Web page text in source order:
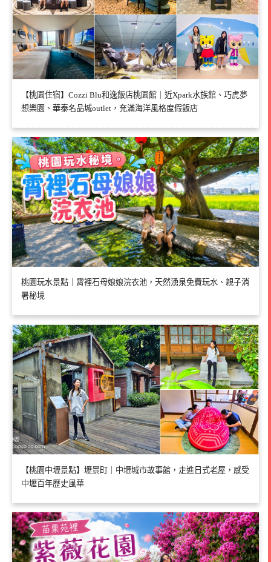
【桃園住宿】Cozzi Blu和逸飯店桃園館｜近Xpark水族館、巧虎夢
想樂園、華泰名品城outlet，充滿海洋風格度假飯店
桃園玩水景點｜霄裡石母娘娘浣衣池，天然湧泉免費玩水、親子消
暑秘境
【桃園中壢景點】壢景町｜中壢城市故事館，走進日式老屋，感受
中壢百年歷史風華